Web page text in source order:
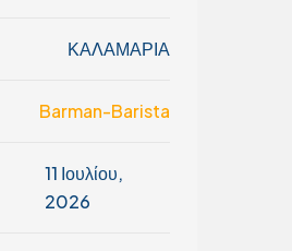
ΚΑΛΑΜΑΡΙΑ
Barman-Barista
11 Ιουλίου,
2026